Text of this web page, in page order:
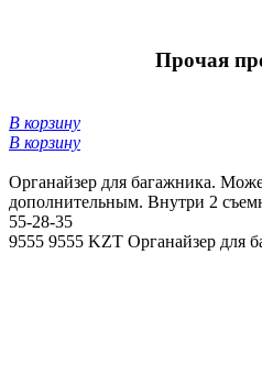
Прочая
В корзину
В корзину
Органайзер для багажника.
дополнительным. Внутри 2
55-28-35
9555 9555 KZT Органайзер для